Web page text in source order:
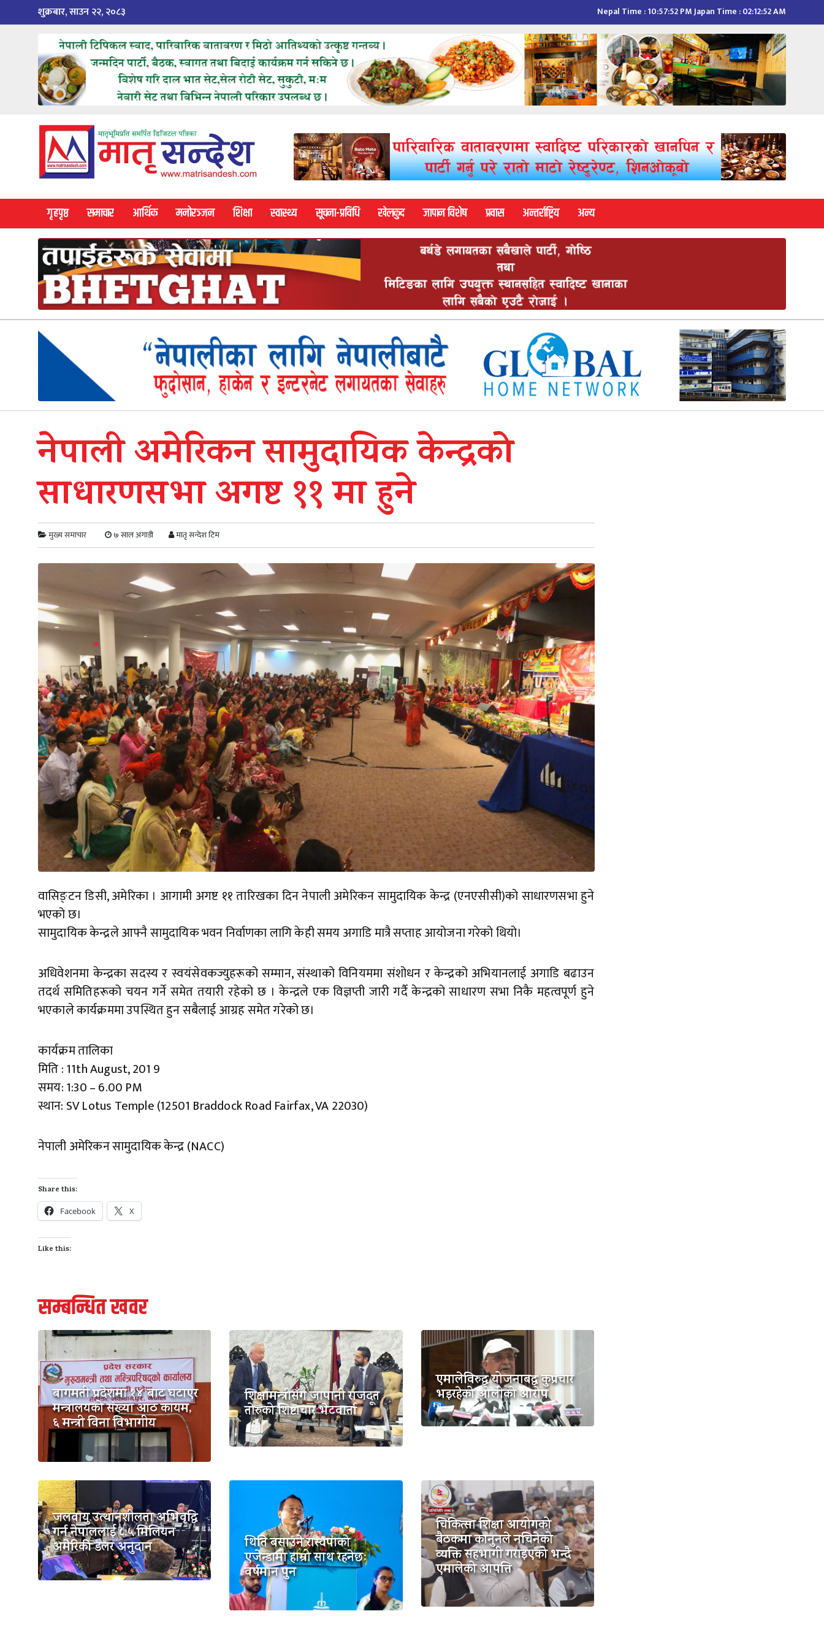
to
शुक्रबार, साउन २२, २०८३ Nepal Time :10:57:53 PMJapan Time :02:12:53 AM
गृहपृष्ठ समाचार आर्थिक मनोरञ्जन शिक्षा स्वास्थ्य सूचना-प्रविधि खेलकुद जापान विशेष प्रवास अन्तर्राष्ट्रिय अन्य
नेपाली अमेरिकन सामुदायिक केन्द्रको
साधारणसभा अगष्ट ११ मा हुने
मुख्य समाचार ७ साल अगाडी मातृ सन्देश टिम
वासिङ्टन डिसी, अमेरिका । आगामी अगष्ट ११ तारिखका दिन नेपाली अमेरिकन सामुदायिक केन्द्र (एनएसीसी)को साधारणसभा हुने
भएको छ।
सामुदायिक केन्द्रले आफ्नै सामुदायिक भवन निर्वाणका लागि केही समय अगाडि मात्रै सप्ताह आयोजना गरेको थियो।
अधिवेशनमा केन्द्रका सदस्य र स्वयंसेवकज्युहरूको सम्मान, संस्थाको विनियममा संशोधन र केन्द्रको अभियानलाई अगाडि बढाउन
तदर्थ समितिहरूको चयन गर्ने समेत तयारी रहेको छ । केन्द्रले एक विज्ञप्ती जारी गर्दै केन्द्रको साधारण सभा निकै महत्वपूर्ण हुने
भएकाले कार्यक्रममा उपस्थित हुन सबैलाई आग्रह समेत गरेको छ।
कार्यक्रम तालिका
मिति : 11th August, 201 9
समय: 1:30 – 6.00 PM
स्थान: SV Lotus Temple (12501 Braddock Road Fairfax, VA 22030)
नेपाली अमेरिकन सामुदायिक केन्द्र (NACC)
Share this:
Facebook X
Like this:
सम्बन्धित खवर
बागमती प्रदेशमा १४ बाट घटाएर
मन्त्रालयको संख्या आठ कायम,
६ मन्त्री विना विभागीय
शिक्षामन्त्रीसँग जापानी राजदूत
तोरुको शिष्टाचार भेटवार्ता
एमालेविरुद्ध योजनाबद्ध कुप्रचार
भइरहेको ओलीको आरोप
जलवायु उत्थानशीलता अभिवृद्धि
गर्न नेपाललाई ८.५ मिलियन
अमेरिकी डलर अनुदान थिति बसाउने रास्वपाको
एजेन्डामा हाम्रो साथ रहनेछः
वर्षमान पुन
चिकित्सा शिक्षा आयोगको
बैठकमा कानुनले नचिनेको
व्यक्ति सहभागी गराइएको भन्दै
एमालेको आपत्ति